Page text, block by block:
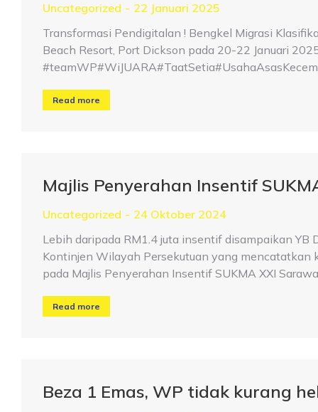
Uncategorized
22 Januari 2025
Transformasi Pendigitalan ! Bengkel Migrasi
Beach Resort, Port Dickson pada 20-22 Januari
Read more
Majlis Penyerahan Insentif
Uncategorized
24 Oktober 2024
Lebih daripada RM1.4 juta insentif disampaikan
Kontinjen Wilayah Persekutuan yang mencatatkan
pada Majlis Penyerahan Insentif SUKMA XXI
Read more
Beza 1 Emas, WP tidak kurang